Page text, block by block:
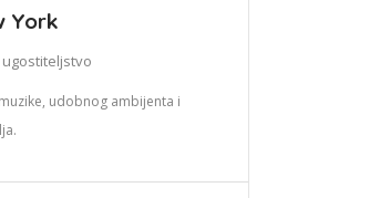
York
udobnog ambijenta i